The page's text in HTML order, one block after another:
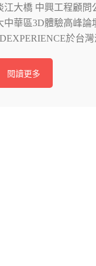
江大橋 中興工程顧問
中華區3D體驗高峰論
於台
閱讀更多